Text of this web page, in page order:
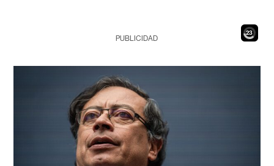
21
PUBLICIDAD